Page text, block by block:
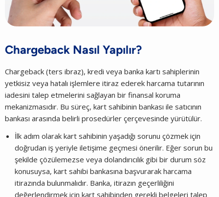
Chargeback Nasıl Yapılır?
Chargeback (ters ibraz), kredi veya banka kartı sahiplerinin
yetkisiz veya hatalı işlemlere itiraz ederek harcama tutarının
iadesini talep etmelerini sağlayan bir finansal koruma
mekanizmasıdır. Bu süreç, kart sahibinin bankası ile satıcının
bankası arasında belirli prosedürler çerçevesinde yürütülür.
İlk adım olarak kart sahibinin yaşadığı sorunu çözmek için
doğrudan iş yeriyle iletişime geçmesi önerilir. Eğer sorun bu
şekilde çözülemezse veya dolandırıcılık gibi bir durum söz
konusuysa, kart sahibi bankasına başvurarak harcama
itirazında bulunmalıdır. Banka, itirazın geçerliliğini
değerlendirmek için kart sahibinden gerekli belgeleri talep